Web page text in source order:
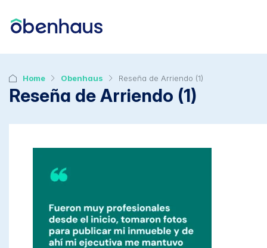
Home Obenhaus Reseña de Arriendo (1)
Reseña de Arriendo (1)